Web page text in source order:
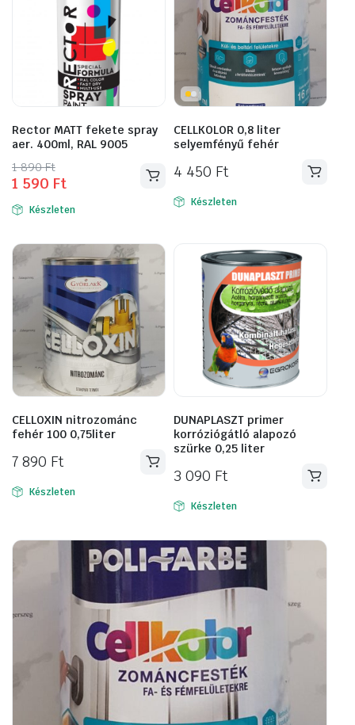
Rector MATT fekete spray
aer. 400ml, RAL 9005
1 890Ft
Original
price
was:
890 Ft.
1 590 Ft
Current
price
is:
590 Ft.
Készleten
CELLKOLOR 0,8 liter
selyemfényű fehér
4 450 Ft
Készleten
CELLOXIN nitrozománc
fehér 100 0,75liter
7 890 Ft
Készleten
DUNAPLASZT primer
korróziógátló alapozó
szürke 0,25 liter
3 090 Ft
Készleten